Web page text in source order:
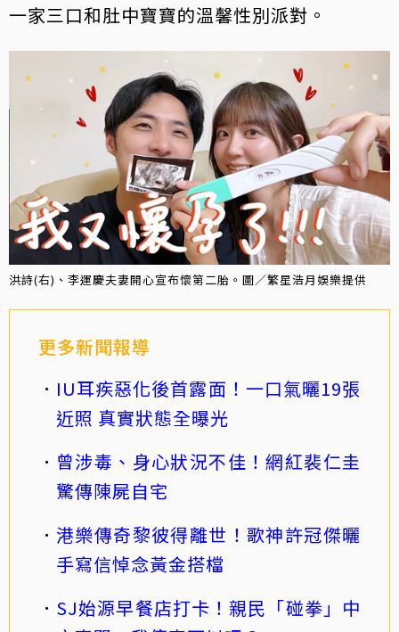
一家三口和肚中寶寶的溫馨性別派對。
洪詩(右)、李運慶夫妻開心宣布懷第二胎。圖／繁星浩月娛樂提供
更多新聞報導
IU耳疾惡化後首露面！一口氣曬19張
近照 真實狀態全曝光
曾涉毒、身心狀況不佳！網紅裴仁圭
驚傳陳屍自宅
港樂傳奇黎彼得離世！歌神許冠傑曬
手寫信悼念黃金搭檔
SJ始源早餐店打卡！親民「碰拳」中